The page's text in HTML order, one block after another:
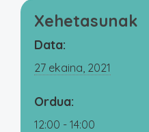
Xehetasunak
Data:
27 ekaina, 2021
Ordua:
12:00 - 14:00